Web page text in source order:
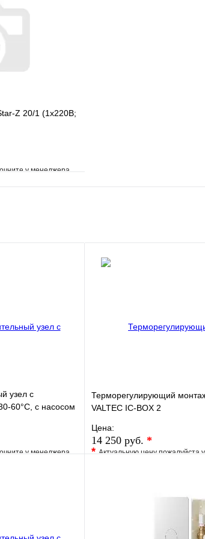
Z 20/1 (1х220В;
у менеджера
Сравнение
узел с
60°C, с насосом
у менеджера
Терморегулирующий
VALTEC IC-BOX 2
Цена:
14 250 руб. *
*Актуальную цену пожалуйста